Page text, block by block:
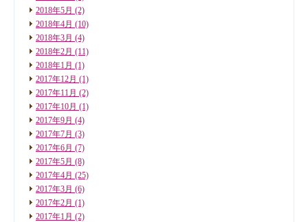
2018年5月 (2)
2018年4月 (10)
2018年3月 (4)
2018年2月 (11)
2018年1月 (1)
2017年12月 (1)
2017年11月 (2)
2017年10月 (1)
2017年9月 (4)
2017年7月 (3)
2017年6月 (7)
2017年5月 (8)
2017年4月 (25)
2017年3月 (6)
2017年2月 (1)
2017年1月 (2)